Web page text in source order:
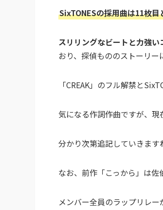
SixTONESの採用曲は11枚
スリリングなビートと力強
おり、探偵もののストーリー
「CREAK」のフル解禁と
気になる作詞作曲ですが、現
分かり次第追記していきます
なお、前作「こっから」は佐
メンバー全員のラップリレー